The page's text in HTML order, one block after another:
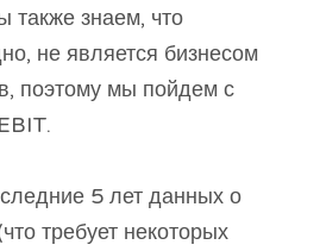
также знаем, что
не является бизнесом
поэтому мы пойдем с
5 лет данных о
требует некоторых